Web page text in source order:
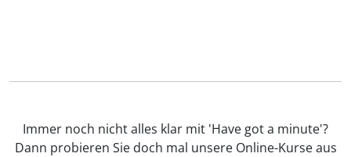
Immer noch nicht alles klar mit 'Have got a minute'?
Dann probieren Sie doch mal unsere Online-Kurse aus